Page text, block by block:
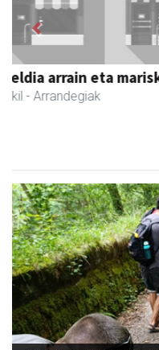
Zizurkilgo Udala
Zizurkil - Udaletxeak
Previous
Naturan murgiltzeko
Etxearen eskutik